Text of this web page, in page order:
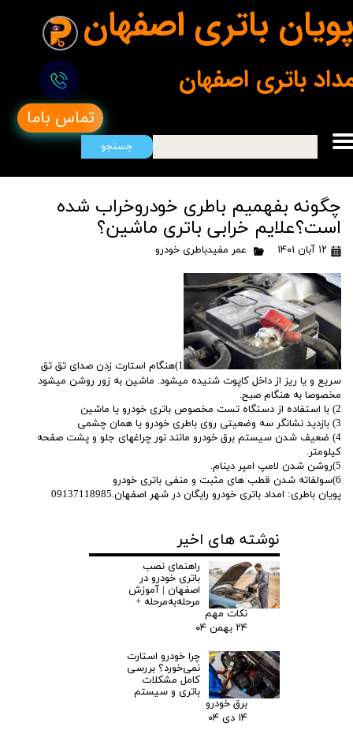
پویان باتری اصفهان
تماس باما
جستجو
باتری اصفهان
چگونه بفهمیم باطری خودروخراب شده
است؟علایم خرابی باتری ماشین؟
۱۲ آبان ۱۴۰۱ عمر مفیدباطری خودرو
1)هنگام استارت زدن صدای تق تق
سریع و یا ریز از داخل کاپوت شنیده میشود. ماشین به زور روشن میشود
مخصوصا به هنگام صبح.
2) با استفاده از دستگاه تست مخصوص باتری خودرو یا ماشین
3) بازدید نشانگر سه وضعیتی روی باطری خودرو یا همان چشمی
4) ضعیف شدن سیستم برق خودرو مانند نور چراغهای جلو و پشت صفحه
کیلومتر.
5)روشن شدن لامپ امپر دینام.
6)سولفاته شدن قطب های مثبت و منفی باتری خودرو
پویان باطری: امداد باتری خودرو رایگان در شهر اصفهان.09137118985
نوشته های اخیر
راهنمای نصب
باتری خودرو در
اصفهان | آموزش
مرحله‌به‌مرحله +
نکات مهم
۲۴ بهمن ۰۴
چرا خودرو استارت
نمی‌خورد؟ بررسی
کامل مشکلات
باتری و سیستم
برق خودرو
۱۴ دی ۰۴